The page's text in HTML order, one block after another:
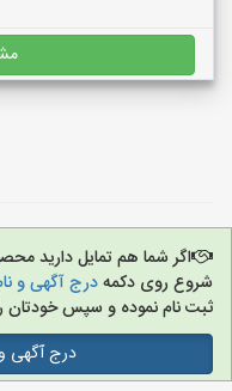
اگر شما هم تمایل دارید
شروع روی دکمهدرج آگهی و
ثبت نام نموده و سپس خودتان
درج آگهی